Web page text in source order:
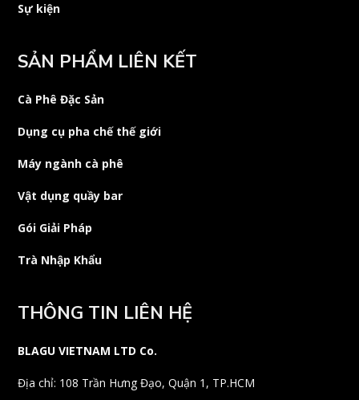
Sự kiện
SẢN PHẨM LIÊN KẾT
Cà Phê Đặc Sản
Dụng cụ pha chế thế giới
Máy ngành cà phê
Vật dụng quầy bar
Gói Giải Pháp
Trà Nhập Khẩu
THÔNG TIN LIÊN HỆ
BLAGU VIETNAM LTD Co.
Địa chỉ: 108 Trần Hưng Đạo, Quận 1, TP.HCM